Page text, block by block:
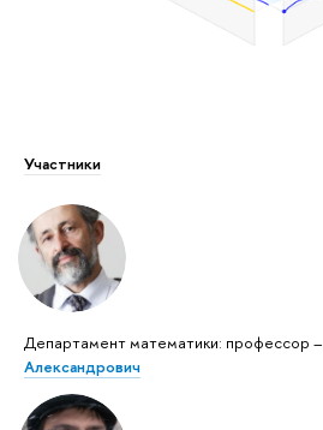
Участники
Департамент математики: профессор –
Александрович